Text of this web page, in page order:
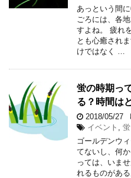
あっという間
ごろには、各
すよね。 疲れ
とも心癒され
けではなく …
蛍の時期っ
る？時間は
2018/05/27
イベント
蛍
ゴールデンウ
てないし、何
っては、いま
れるものがあ